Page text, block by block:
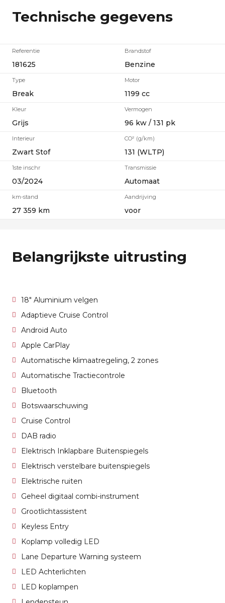
Technische gegevens
Referentie
181625
Type
Break
Kleur
Grijs
Interieur
Zwart Stof
1ste inschr
03/2024
km-stand
27 359 km
Brandstof
Benzine
Motor
1199 cc
Vermogen
96 kw / 131 pk
CO² (g/km)
131 (WLTP)
Transmissie
Automaat
Aandrijving
voor
Belangrijkste uitrusting
18" Aluminium velgen
Adaptieve Cruise Control
Android Auto
Apple CarPlay
Automatische klimaatregeling, 2 zones
Automatische Tractiecontrole
Bluetooth
Botswaarschuwing
Cruise Control
DAB radio
Elektrisch Inklapbare Buitenspiegels
Elektrisch verstelbare buitenspiegels
Elektrische ruiten
Geheel digitaal combi-instrument
Grootlichtassistent
Keyless Entry
Koplamp volledig LED
Lane Departure Warning systeem
LED Achterlichten
LED koplampen